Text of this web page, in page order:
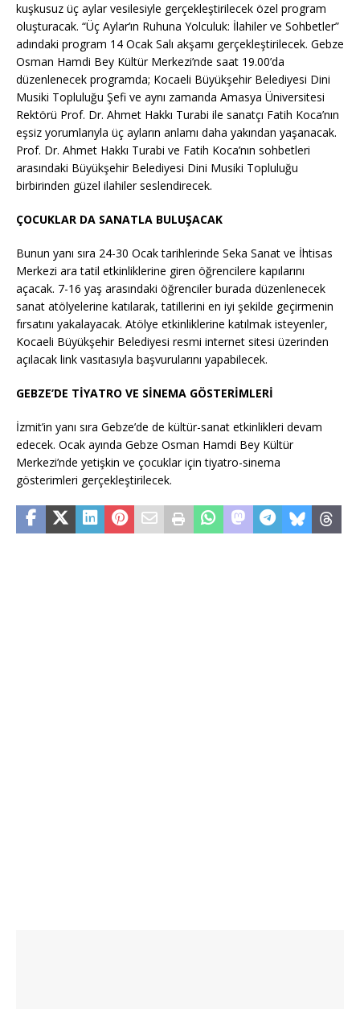
kuşkusuz üç aylar vesilesiyle gerçekleştirilecek özel program
oluşturacak. “Üç Aylar’ın Ruhuna Yolculuk: İlahiler ve Sohbetler”
adındaki program 14 Ocak Salı akşamı gerçekleştirilecek. Gebze
Osman Hamdi Bey Kültür Merkezi’nde saat 19.00’da
düzenlenecek programda; Kocaeli Büyükşehir Belediyesi Dini
Musiki Topluluğu Şefi ve aynı zamanda Amasya Üniversitesi
Rektörü Prof. Dr. Ahmet Hakkı Turabi ile sanatçı Fatih Koca’nın
eşsiz yorumlarıyla üç ayların anlamı daha yakından yaşanacak.
Prof. Dr. Ahmet Hakkı Turabi ve Fatih Koca’nın sohbetleri
arasındaki Büyükşehir Belediyesi Dini Musiki Topluluğu
birbirinden güzel ilahiler seslendirecek.
ÇOCUKLAR DA SANATLA BULUŞACAK
Bunun yanı sıra 24-30 Ocak tarihlerinde Seka Sanat ve İhtisas
Merkezi ara tatil etkinliklerine giren öğrencilere kapılarını
açacak. 7-16 yaş arasındaki öğrenciler burada düzenlenecek
sanat atölyelerine katılarak, tatillerini en iyi şekilde geçirmenin
fırsatını yakalayacak. Atölye etkinliklerine katılmak isteyenler,
Kocaeli Büyükşehir Belediyesi resmi internet sitesi üzerinden
açılacak link vasıtasıyla başvurularını yapabilecek.
GEBZE’DE TİYATRO VE SİNEMA GÖSTERİMLERİ
İzmit’in yanı sıra Gebze’de de kültür-sanat etkinlikleri devam
edecek. Ocak ayında Gebze Osman Hamdi Bey Kültür
Merkezi’nde yetişkin ve çocuklar için tiyatro-sinema
gösterimleri gerçekleştirilecek.